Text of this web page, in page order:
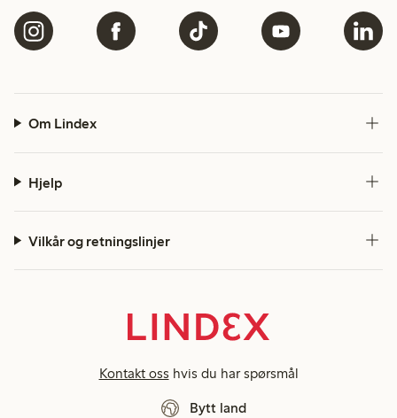
Om Lindex
Hjelp
Vilkår og retningslinjer
Kontakt oss hvis du har spørsmål
Bytt land